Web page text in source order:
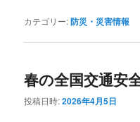
カテゴリー:防災・災害情報
春の全国交通安
投稿日時:2026年4月5日